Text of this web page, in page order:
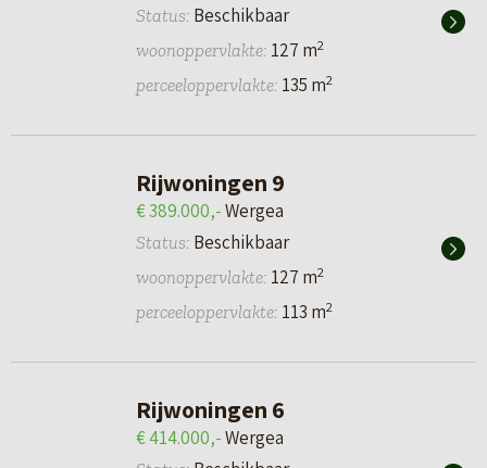
Status: Beschikbaar
woonoppervlakte: 127 m2
perceeloppervlakte: 135 m2
Rijwoningen 9
€ 389.000,-Wergea
Status: Beschikbaar
woonoppervlakte: 127 m2
perceeloppervlakte: 113 m2
Rijwoningen 6
€ 414.000,-Wergea